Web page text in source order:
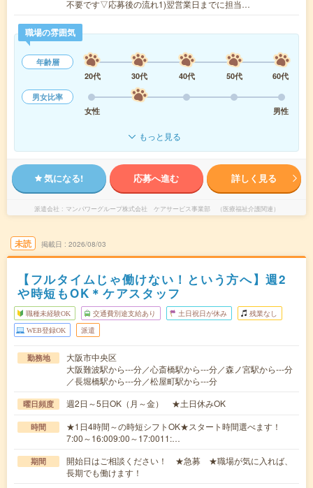
不要です▽応募後の流れ1)翌営業日までに担当…
職場の雰囲気
年齢層
20代
30代 40代 50代
60代
男女比率
女性
男性
もっと見る
気になる! 応募へ進む 詳しく見る
派遣会社 マンパワーグループ株式会社 ケアサービス事業部 （医療福祉介護関連）
未読 掲載日 2026/08/03
【フルタイムじゃ働けない！という方へ】週2
や時短もOK＊ケアスタッフ
職種未経験OK 交通費別途支給あり 土日祝日が休み 残業なし
WEB登録OK 派遣
勤務地
大阪市中央区
大阪難波駅から---分／心斎橋駅から---分／森ノ宮駅から---分
／長堀橋駅から---分／松屋町駅から---分
曜日頻度 週2日～5日OK（月～金） ★土日休みOK
時間
★1日4時間～の時短シフトOK★スタート時間選べます！
7:00～16:009:00～17:0011:…
期間
開始日はご相談ください！ ★急募 ★職場が気に入れば、
長期でも働けます！